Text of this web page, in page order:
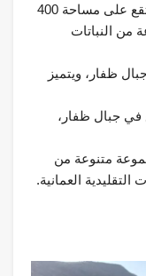
: حديقة نباتية تقع على مساحة 400
من النباتات
ظفار، ويتميز
في جبال ظفار،
متنوعة من
التقليدية العمانية.